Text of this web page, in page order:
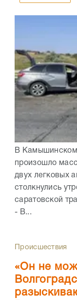
В Камышинском
произошло
двух легковых
столкнулись
саратовской
- В...
Происшествия
«Он не